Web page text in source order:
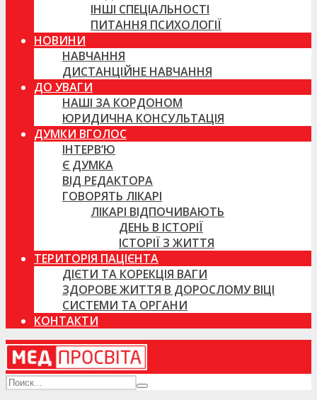
ІНШІ СПЕЦІАЛЬНОСТІ
ПИТАННЯ ПСИХОЛОГІЇ
НОВИНИ
НАВЧАННЯ
ДИСТАНЦІЙНЕ НАВЧАННЯ
ДО УВАГИ
НАШІ ЗА КОРДОНОМ
ЮРИДИЧНА КОНСУЛЬТАЦІЯ
ДУМКИ ВГОЛОС
ІНТЕРВ’Ю
Є ДУМКА
ВІД РЕДАКТОРА
ГОВОРЯТЬ ЛІКАРІ
ЛІКАРІ ВІДПОЧИВАЮТЬ
ДЕНЬ В ІСТОРІЇ
ІСТОРІЇ З ЖИТТЯ
ТЕРИТОРІЯ ПАЦІЄНТА
ДІЄТИ ТА КОРЕКЦІЯ ВАГИ
ЗДОРОВЕ ЖИТТЯ В ДОРОСЛОМУ ВІЦІ
СИСТЕМИ ТА ОРГАНИ
КОНТАКТИ